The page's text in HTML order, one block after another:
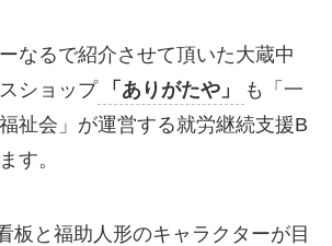
なるで紹介させて頂いた大蔵中
ショップ
「ありがたや」
も「一
祉会」が運営する就労継続支援B
す。
板と福助人形のキャラクターが目